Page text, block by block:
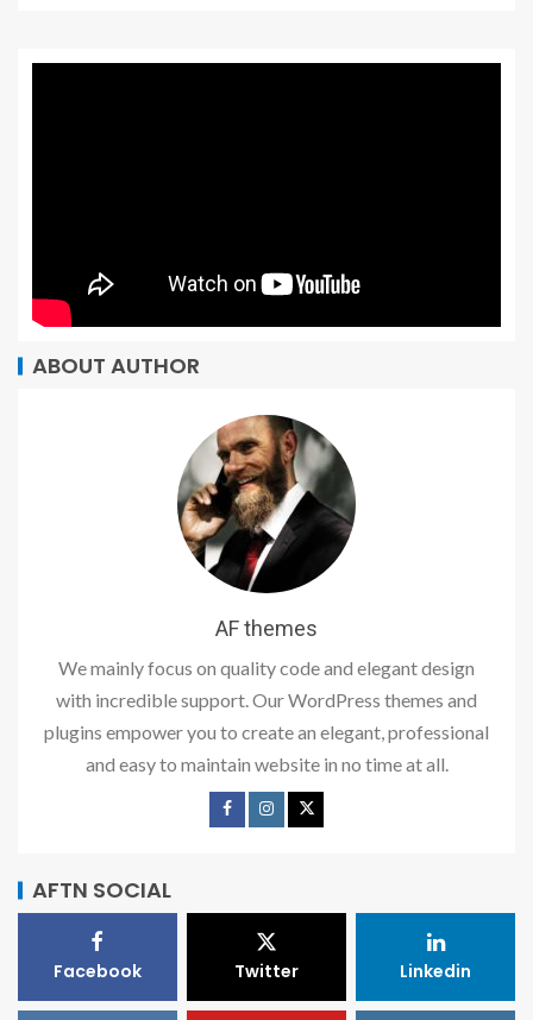
ABOUT AUTHOR
AF themes
We mainly focus on quality code and elegant design
with incredible support. Our WordPress themes and
plugins empower you to create an elegant, professional
and easy to maintain website in no time at all.
AFTN SOCIAL
Facebook Twitter Linkedin